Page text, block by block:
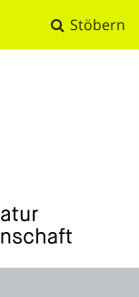
Stöbern